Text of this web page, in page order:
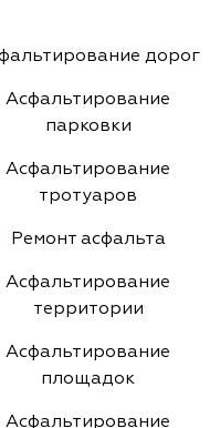
дорог
Асфальтирование
парковки
Асфальтирование
тротуаров
Ремонт асфальта
Асфальтирование
территории
Асфальтирование
площадок
Асфальтирование